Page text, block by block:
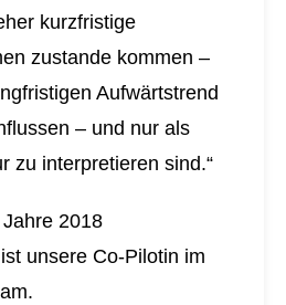
kurzfristige
zustande kommen –
Aufwärtstrend
– und nur als
zu interpretieren sind.“
2018
unsere Co-Pilotin im